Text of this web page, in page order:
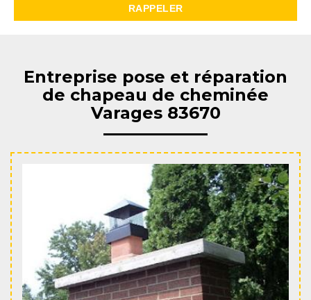
Entreprise pose et réparation
de chapeau de cheminée
Varages 83670